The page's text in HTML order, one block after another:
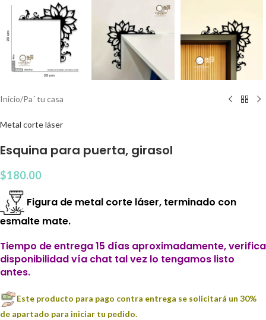
Inicio/Pa´ tu casa
Metal corte láser
Esquina para puerta, girasol
$180.00
Figura de metal corte láser, terminado con
esmalte mate.
Tiempo de entrega 15 días aproximadamente, verifica
disponibilidad vía chat tal vez lo tengamos listo
antes.
Este producto para pago contra entrega se solicitará un 30%
de apartado para iniciar tu pedido.